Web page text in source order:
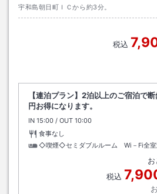
宇和島朝日町ＩＣから約3分。
税込
【連泊プラン】2泊以上のご宿泊で
円お得になります。
IN チェックイン
15:00 / OUT チェックアウト
10:00
食事なし
◇喫煙◇セミダブルルーム Wi－Fi全室
お
税込